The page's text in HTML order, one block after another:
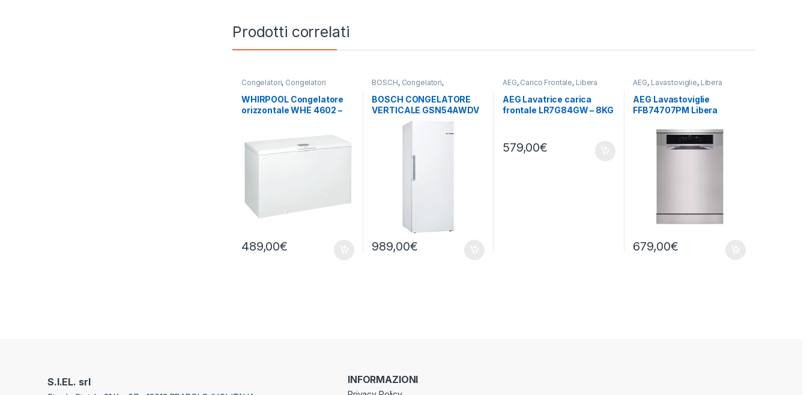
Prodotti correlati
Congelatori, Congelatori
Orizzontali
Whirlpool
WHIRPOOL Congelatore
orizzontale WHE 4602 –
489,00€
BOSCH, Congelatori,
Congelatori Verticali
installazione
BOSCH CONGELATORE
VERTICALE GSN54AWDV
NO FROST
989,00€
AEG, Carico Frontale, Libera
AEG Lavatrice carica
frontale LR7G84GW – 8KG
579,00€
AEG, Lavastoviglie, Libera
AEG Lavastoviglie
FFB74707PM Libera
679,00€
S.I.EL. srl INFORMAZIONI